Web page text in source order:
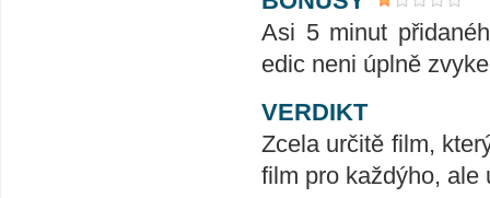
Asi 5 minut
edic neni úplně
VERDIKT
Zcela určitě film,
film pro každýho, ale